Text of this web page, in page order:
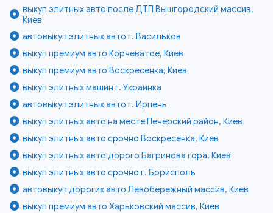
выкуп элитных авто после ДТП Вышгородский массив,
Киев
автовыкуп элитных авто г. Васильков
выкуп премиум авто Корчеватое, Киев
выкуп премиум авто Воскресенка, Киев
выкуп элитных машин г. Украинка
автовыкуп элитных авто г. Ирпень
выкуп элитных авто на месте Печерский район, Киев
выкуп элитных авто срочно Воскресенка, Киев
выкуп элитных авто дорого Багринова гора, Киев
выкуп элитных авто срочно г. Борисполь
автовыкуп дорогих авто Левобережный массив, Киев
выкуп премиум авто Харьковский массив, Киев